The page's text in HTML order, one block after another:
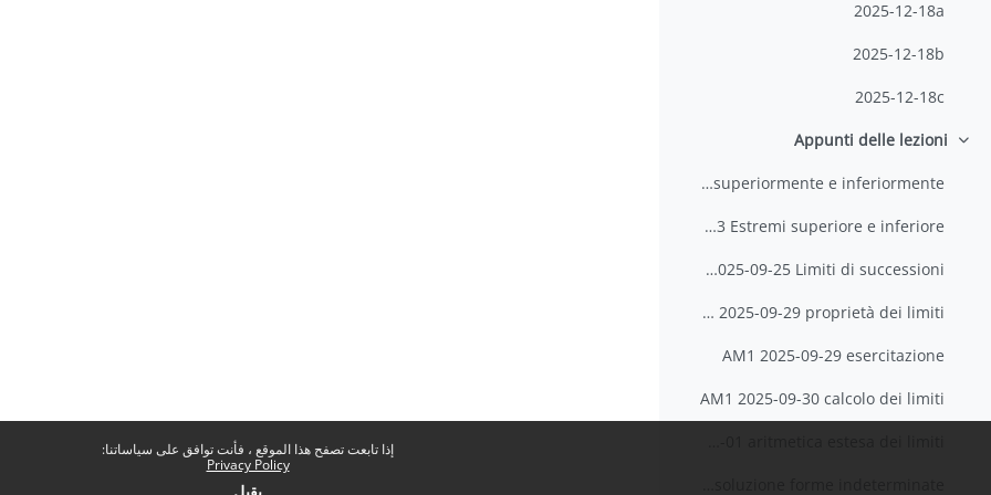
إذا تابعت تصفح هذا الموقع ، فأنت توافق على سياساتنا:
Privacy Policy
2025-12-18a
2025-12-18b
2025-12-18c
طيAppunti delle lezioni
AM1 2025-09-22 Insiemi limitati superiormente e inferiormente
AM1 2025-09-23 Estremi superiore e inferiore
AM1 2025-09-25 Limiti di successioni
AM1 2025-09-29 proprietà dei limiti
AM1 2025-09-29 esercitazione
AM1 2025-09-30 calcolo dei limiti